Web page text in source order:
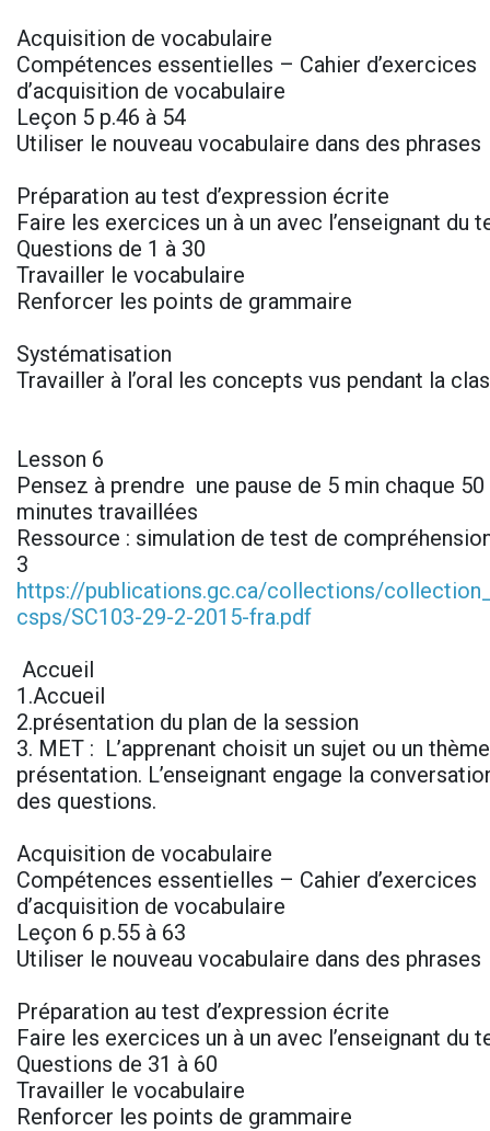
Acquisition de vocabulaire
Compétences essentielles – Cahier d’exercices
d’acquisition de vocabulaire
Leçon 5 p.46 à 54
Utiliser le nouveau vocabulaire dans des phrases
Préparation au test d’expression écrite
Faire les exercices un à un avec l’enseignant du
Questions de 1 à 30
Travailler le vocabulaire
Renforcer les points de grammaire
Systématisation
Travailler à l’oral les concepts vus pendant la
Lesson 6
Pensez à prendre une pause de 5 min chaque 50
minutes travaillées
Ressource : simulation de test de
3
https://publications.gc.ca/collections/
csps/SC103-29-2-2015-fra.pdf
Accueil
1.Accueil
2.présentation du plan de la session
3. MET : L’apprenant choisit un sujet ou un
présentation. L’enseignant engage la
des questions.
Acquisition de vocabulaire
Compétences essentielles – Cahier d’exercices
d’acquisition de vocabulaire
Leçon 6 p.55 à 63
Utiliser le nouveau vocabulaire dans des phrases
Préparation au test d’expression écrite
Faire les exercices un à un avec l’enseignant du
Questions de 31 à 60
Travailler le vocabulaire
Renforcer les points de grammaire